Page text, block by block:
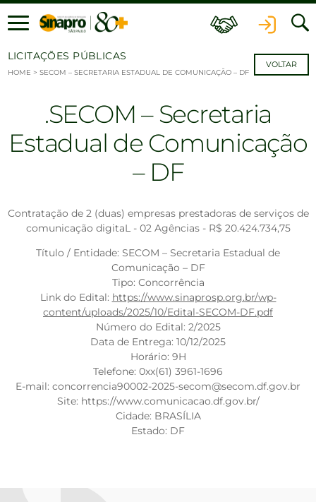
Ir para o conteúdo
LICITAÇÕES PÚBLICAS
HOME > SECOM – SECRETARIA ESTADUAL DE COMUNICAÇÃO – DF
VOLTAR
SECOM – Secretaria
Estadual de Comunicação
– DF
Contratação de 2 (duas) empresas prestadoras de serviços de
comunicação digitaL - 02 Agências - R$ 20.424.734,75
Título / Entidade: SECOM – Secretaria Estadual de
Comunicação – DF
Tipo: Concorrência
Link do Edital: https://www.sinaprosp.org.br/wp-
content/uploads/2025/10/Edital-SECOM-DF.pdf
Número do Edital: 2/2025
Data de Entrega: 10/12/2025
Horário: 9H
Telefone: 0xx(61) 3961-1696
E-mail: concorrencia90002-2025-secom@secom.df.gov.br
Site: https://www.comunicacao.df.gov.br/
Cidade: BRASÍLIA
Estado: DF